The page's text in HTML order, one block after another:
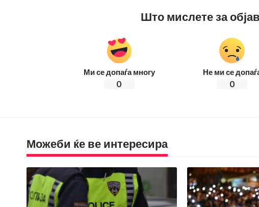
Што мислете за
Ми се допаѓа многу
0
Не ми се
0
Можеби ќе ве интересира